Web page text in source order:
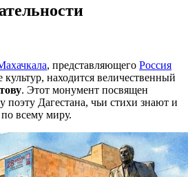
, представляющего Россия
находится величественный
. Этот монумент посвящен
поэту Дагестана, чьи стихи знают и
всему миру.